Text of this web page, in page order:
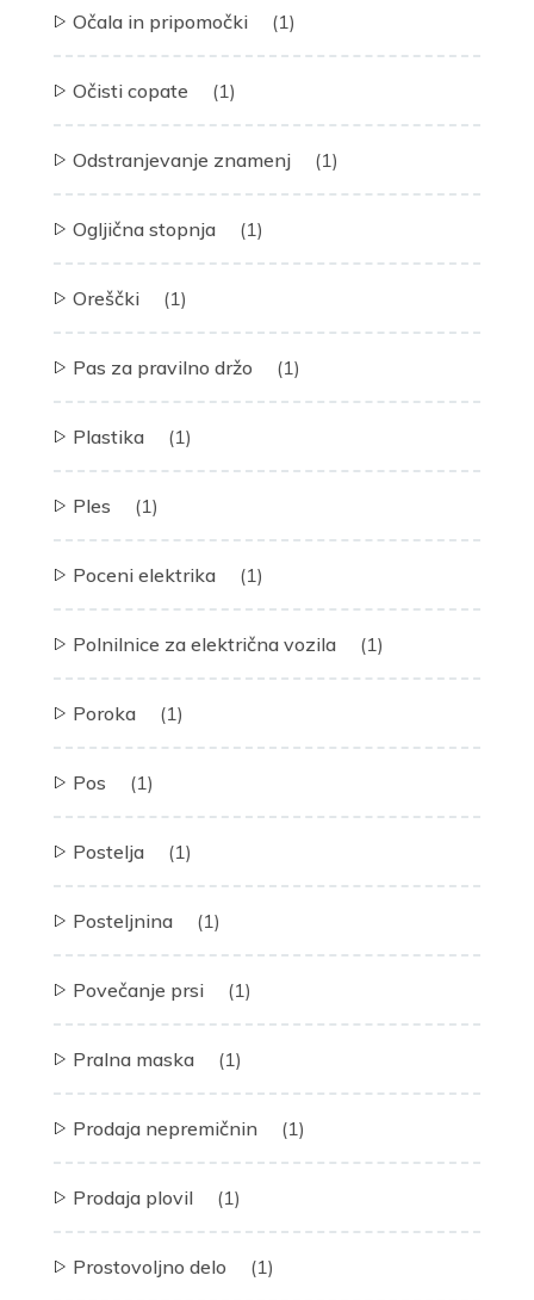
Očala in pripomočki (1)
Očisti copate (1)
Odstranjevanje znamenj (1)
Ogljična stopnja (1)
Oreščki (1)
Pas za pravilno držo (1)
Plastika (1)
Ples (1)
Poceni elektrika (1)
Polnilnice za električna vozila (1)
Poroka (1)
Pos (1)
Postelja (1)
Posteljnina (1)
Povečanje prsi (1)
Pralna maska (1)
Prodaja nepremičnin (1)
Prodaja plovil (1)
Prostovoljno delo (1)